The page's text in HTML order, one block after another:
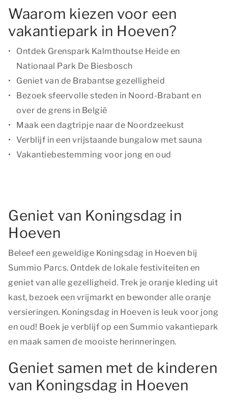
Waarom kiezen voor een
vakantiepark in Hoeven?
Ontdek Grenspark Kalmthoutse Heide en
Nationaal Park De Biesbosch
Geniet van de Brabantse gezelligheid
Bezoek sfeervolle steden in Noord-Brabant en
over de grens in België
Maak een dagtripje naar de Noordzeekust
Verblijf in een vrijstaande bungalow met sauna
Vakantiebestemming voor jong en oud
Geniet van Koningsdag in
Hoeven
Beleef een geweldige Koningsdag in Hoeven bij
Summio Parcs. Ontdek de lokale festiviteiten en
geniet van alle gezelligheid. Trek je oranje kleding uit
kast, bezoek een vrijmarkt en bewonder alle oranje
versieringen. Koningsdag in Hoeven is leuk voor jong
en oud! Boek je verblijf op een Summio vakantiepark
en maak samen de mooiste herinneringen.
Geniet samen met de kinderen
van Koningsdag in Hoeven